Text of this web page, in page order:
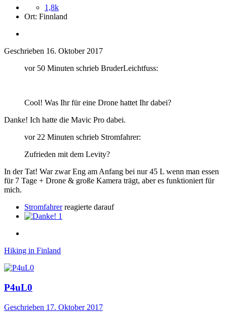
1,8k
Ort: Finnland
Geschrieben 16. Oktober 2017
vor 50 Minuten schrieb BruderLeichtfuss:
Cool! Was Ihr für eine Drone hattet Ihr dabei?
Danke! Ich hatte die Mavic Pro dabei.
vor 22 Minuten schrieb Stromfahrer:
Zufrieden mit dem Levity?
In der Tat! War zwar Eng am Anfang bei nur 45 L wenn man essen
für 7 Tage + Drone & große Kamera trägt, aber es funktioniert für
mich.
Stromfahrerreagierte darauf
1
Hiking in Finland
P4uL0
Geschrieben 17. Oktober 2017